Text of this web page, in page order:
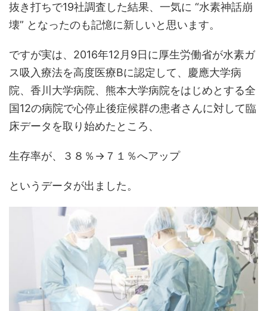
抜き打ちで19社調査した結果、一気に “水素神話崩
壊” となったのも記憶に新しいと思います。
ですが実は、 2016年12月9日に厚生労働省が水素ガ
ス吸入療法を高度医療Bに認定 して、慶應大学病
院、香川大学病院、熊本大学病院をはじめとする全
国12の病院で心停止後症候群の患者さんに対して臨
床データを取り始めた ところ、
生存率が、３８％→７１％へアップ
というデータが出ました。